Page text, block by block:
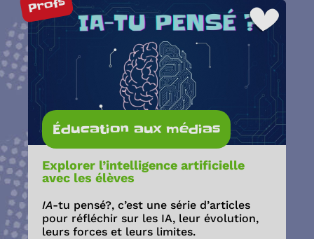
Profs
Éducation aux médias
Explorer l’intelligence artificielle
avec les élèves
IA-tu pensé?, c’est une série d’articles
pour réfléchir sur les IA, leur évolution,
leurs forces et leurs limites.